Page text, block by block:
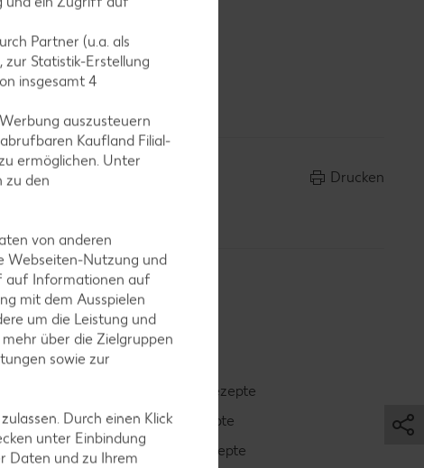
Salat
Drucken
Smoothie-Rezepte
Bowle-Rezepte
Cocktail-Rezepte
Partner (u.a. als
Statistik-Erstellung
insgesamt4
auszusteuern
Kaufland Filial-
ermöglichen. Unter
zu den
von anderen
Webseiten-Nutzung und
auf Informationen auf
mit dem Ausspielen
um die Leistung und
über die Zielgruppen
sowie zur
Durch einen Klick
unter Einbindung
Daten und zu Ihrem